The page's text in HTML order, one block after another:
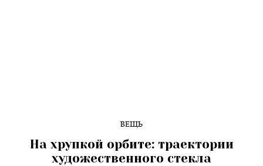
ВЕЩЬ
На хрупкой орбите: траектории
художественного стекла